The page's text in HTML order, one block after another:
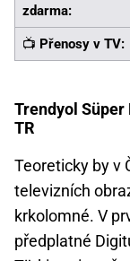
zdarma:
📺 Přenosy v TV:
Trendyol
TR
Teoreticky by v
televizních
krkolomné. V
předplatné